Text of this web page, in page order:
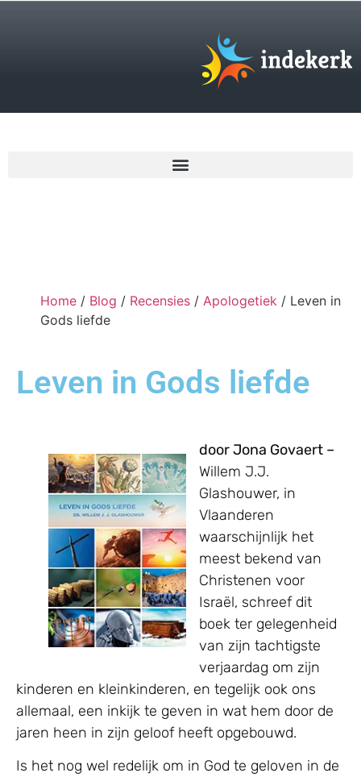
Home / Blog / Recensies / Apologetiek / Leven in
Gods liefde
Leven in Gods liefde
door Jona Govaert –
Willem J.J.
Glashouwer, in
Vlaanderen
waarschijnlijk het
meest bekend van
Christenen voor
Israël, schreef dit
boek ter gelegenheid
van zijn tachtigste
verjaardag om zijn
kinderen en kleinkinderen, en tegelijk ook ons
allemaal, een inkijk te geven in wat hem door de
jaren heen in zijn geloof heeft opgebouwd.
Is het nog wel redelijk om in God te geloven in de